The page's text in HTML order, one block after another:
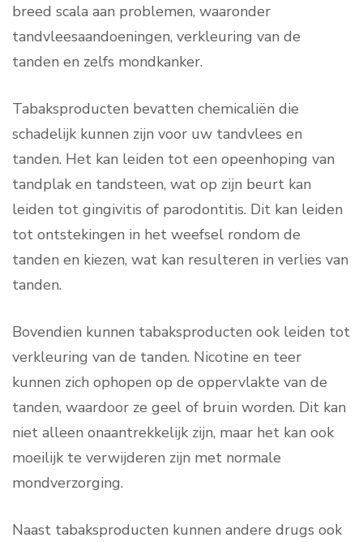
breed scala aan problemen, waaronder
tandvleesaandoeningen, verkleuring van de
tanden en zelfs mondkanker.
Tabaksproducten bevatten chemicaliën die
schadelijk kunnen zijn voor uw tandvlees en
tanden. Het kan leiden tot een opeenhoping van
tandplak en tandsteen, wat op zijn beurt kan
leiden tot gingivitis of parodontitis. Dit kan leiden
tot ontstekingen in het weefsel rondom de
tanden en kiezen, wat kan resulteren in verlies van
tanden.
Bovendien kunnen tabaksproducten ook leiden tot
verkleuring van de tanden. Nicotine en teer
kunnen zich ophopen op de oppervlakte van de
tanden, waardoor ze geel of bruin worden. Dit kan
niet alleen onaantrekkelijk zijn, maar het kan ook
moeilijk te verwijderen zijn met normale
mondverzorging.
Naast tabaksproducten kunnen andere drugs ook